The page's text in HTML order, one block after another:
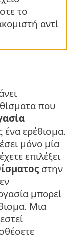
το
αντί
που
ένα ερέθισμα.
μόνο μία
επιλέξει
στην
μπορεί
Μια